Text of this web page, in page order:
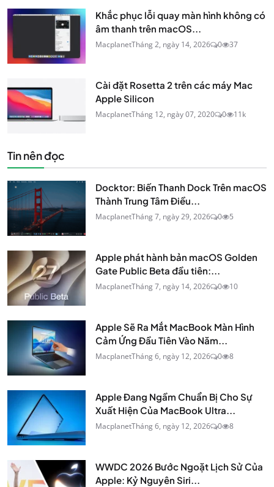
Khắc phục lỗi quay màn hình không có
âm thanh trên macOS...
MacplanetTháng 2, ngày 14, 2026 0 37
Cài đặt Rosetta 2 trên các máy Mac
Apple Silicon
MacplanetTháng 12, ngày 07, 2020 0 11k
Tin nên đọc
Docktor: Biến Thanh Dock Trên macOS
Thành Trung Tâm Điều...
MacplanetTháng 7, ngày 29, 2026 0 5
Apple phát hành bản macOS Golden
Gate Public Beta đầu tiên:...
MacplanetTháng 7, ngày 14, 2026 0 10
Apple Sẽ Ra Mắt MacBook Màn Hình
Cảm Ứng Đầu Tiên Vào Năm...
MacplanetTháng 6, ngày 12, 2026 0 8
Apple Đang Ngầm Chuẩn Bị Cho Sự
Xuất Hiện Của MacBook Ultra...
MacplanetTháng 6, ngày 12, 2026 0 8
WWDC 2026 Bước Ngoặt Lịch Sử Của
Apple: Kỷ Nguyên Siri...